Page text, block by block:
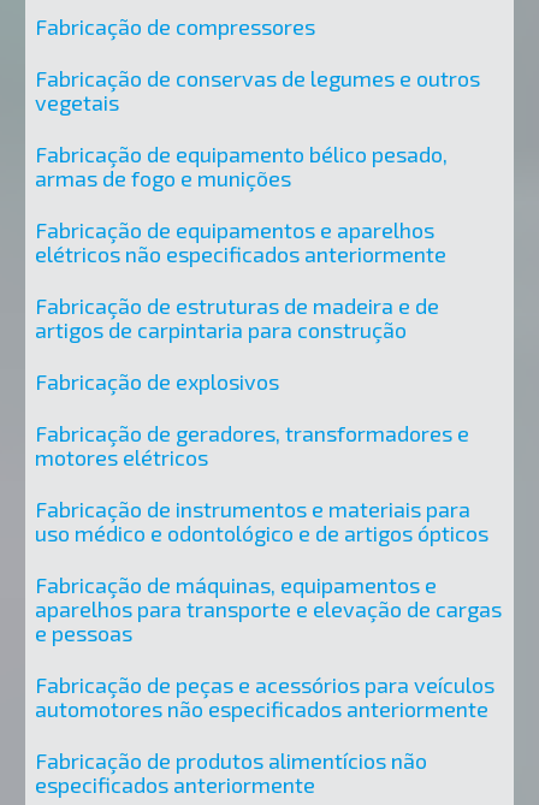
Fabricação de compressores
Fabricação de conservas de legumes e outros
vegetais
Fabricação de equipamento bélico pesado,
armas de fogo e munições
Fabricação de equipamentos e aparelhos
elétricos não especificados anteriormente
Fabricação de estruturas de madeira e de
artigos de carpintaria para construção
Fabricação de explosivos
Fabricação de geradores, transformadores e
motores elétricos
Fabricação de instrumentos e materiais para
uso médico e odontológico e de artigos ópticos
Fabricação de máquinas, equipamentos e
aparelhos para transporte e elevação de cargas
e pessoas
Fabricação de peças e acessórios para veículos
automotores não especificados anteriormente
Fabricação de produtos alimentícios não
especificados anteriormente